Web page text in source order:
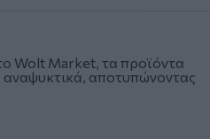
Wolt Market, τα προϊόντα
αναψυκτικά, αποτυπώνοντας